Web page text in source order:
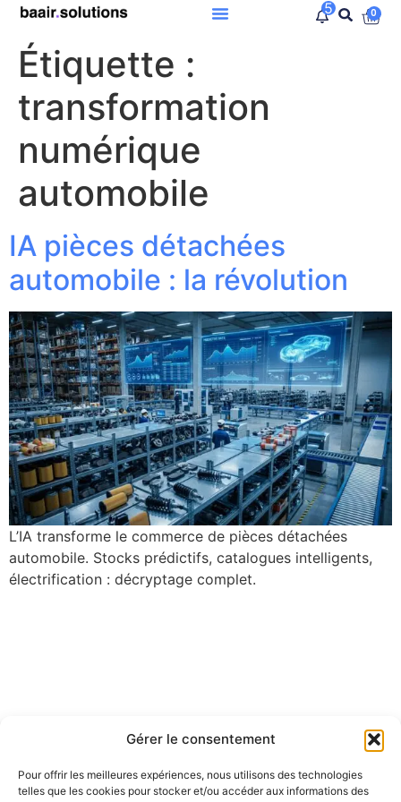
Gérer le consentement
Pour offrir les meilleures expériences, nous utilisons des technologies
telles que les cookies pour stocker et/ou accéder aux informations des
5 0
Étiquette :
transformation
numérique
automobile
IA pièces détachées
automobile : la révolution
L’IA transforme le commerce de pièces détachées
automobile. Stocks prédictifs, catalogues intelligents,
électrification : décryptage complet.